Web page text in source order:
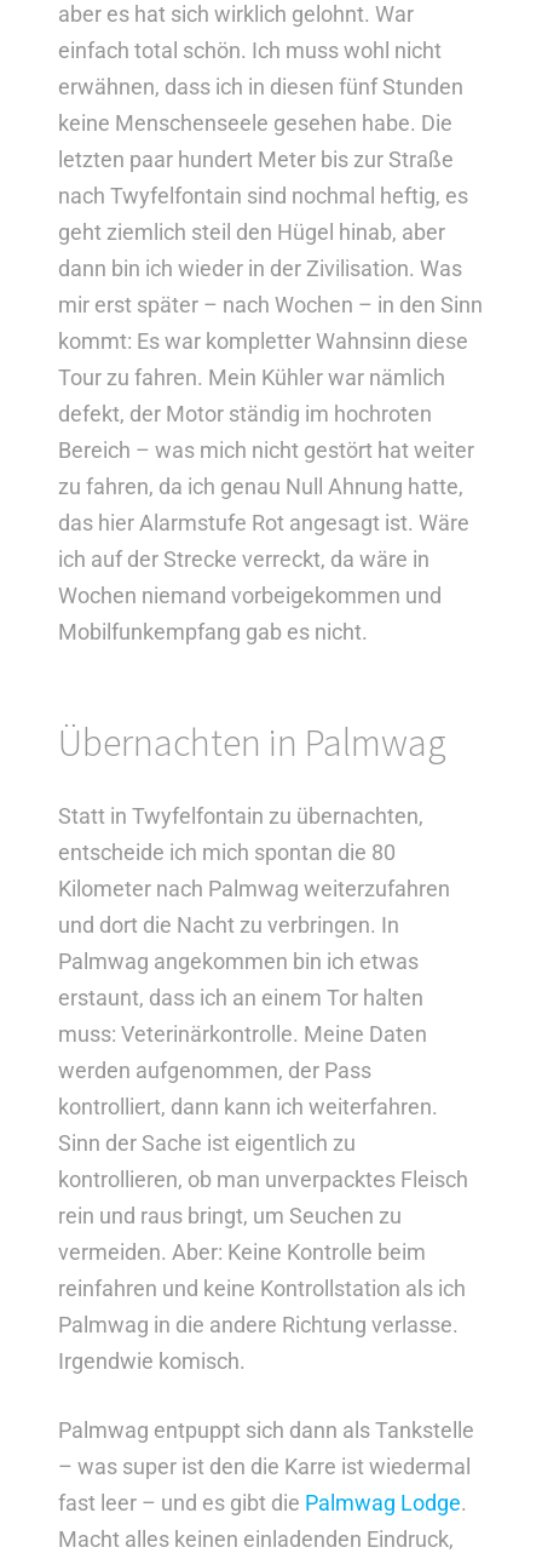
aber es hat sich wirklich gelohnt. War
einfach total schön. Ich muss wohl nicht
erwähnen, dass ich in diesen fünf Stunden
keine Menschenseele gesehen habe. Die
letzten paar hundert Meter bis zur Straße
nach Twyfelfontain sind nochmal heftig, es
geht ziemlich steil den Hügel hinab, aber
dann bin ich wieder in der Zivilisation. Was
mir erst später – nach Wochen – in den Sinn
kommt: Es war kompletter Wahnsinn diese
Tour zu fahren. Mein Kühler war nämlich
defekt, der Motor ständig im hochroten
Bereich – was mich nicht gestört hat weiter
zu fahren, da ich genau Null Ahnung hatte,
das hier Alarmstufe Rot angesagt ist. Wäre
ich auf der Strecke verreckt, da wäre in
Wochen niemand vorbeigekommen und
Mobilfunkempfang gab es nicht.
Übernachten in Palmwag
Statt in Twyfelfontain zu übernachten,
entscheide ich mich spontan die 80
Kilometer nach Palmwag weiterzufahren
und dort die Nacht zu verbringen. In
Palmwag angekommen bin ich etwas
erstaunt, dass ich an einem Tor halten
muss: Veterinärkontrolle. Meine Daten
werden aufgenommen, der Pass
kontrolliert, dann kann ich weiterfahren.
Sinn der Sache ist eigentlich zu
kontrollieren, ob man unverpacktes Fleisch
rein und raus bringt, um Seuchen zu
vermeiden. Aber: Keine Kontrolle beim
reinfahren und keine Kontrollstation als ich
Palmwag in die andere Richtung verlasse.
Irgendwie komisch.
Palmwag entpuppt sich dann als Tankstelle
– was super ist den die Karre ist wiedermal
fast leer – und es gibt die Palmwag Lodge.
Macht alles keinen einladenden Eindruck,